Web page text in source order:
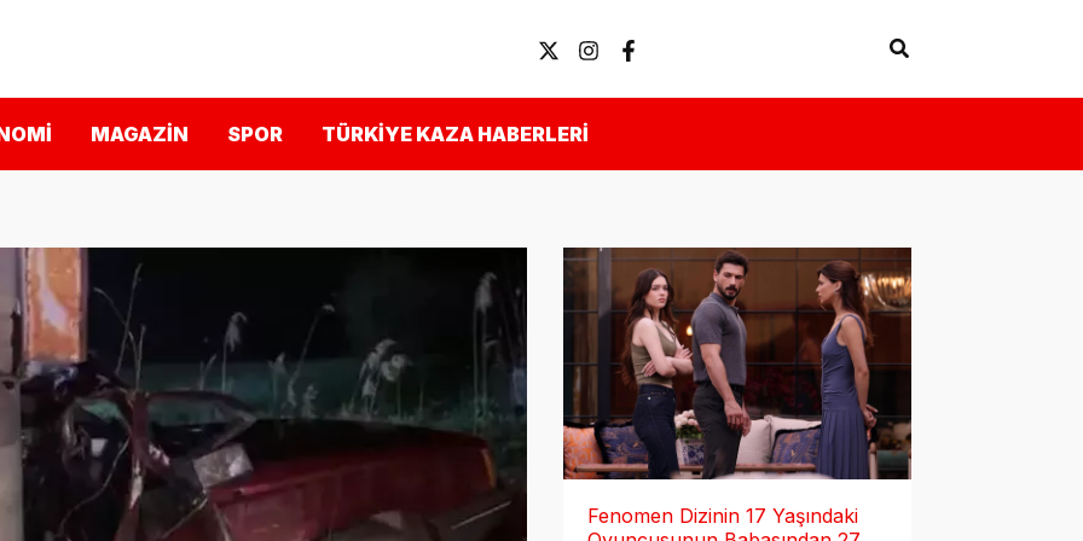
Arama
MAGAZIN SPOR TÜRKIYE KAZA HABERLERI
Fenomen Dizinin 17 Yaşındaki